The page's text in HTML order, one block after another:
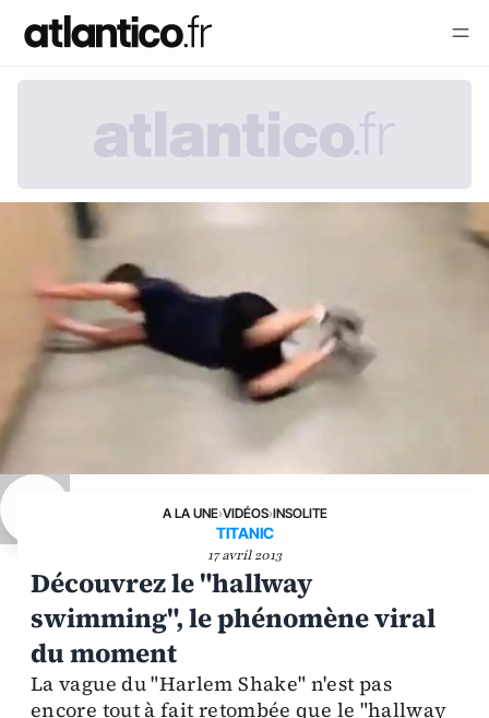
A LA UNE›VIDÉOS›INSOLITE
TITANIC
17 avril 2013
Découvrez le "hallway
swimming", le phénomène viral
du moment
La vague du "Harlem Shake" n'est pas
encore tout à fait retombée que le "hallway